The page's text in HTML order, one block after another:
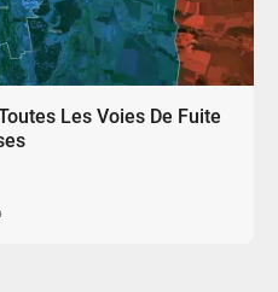
Les Voies De Fuite